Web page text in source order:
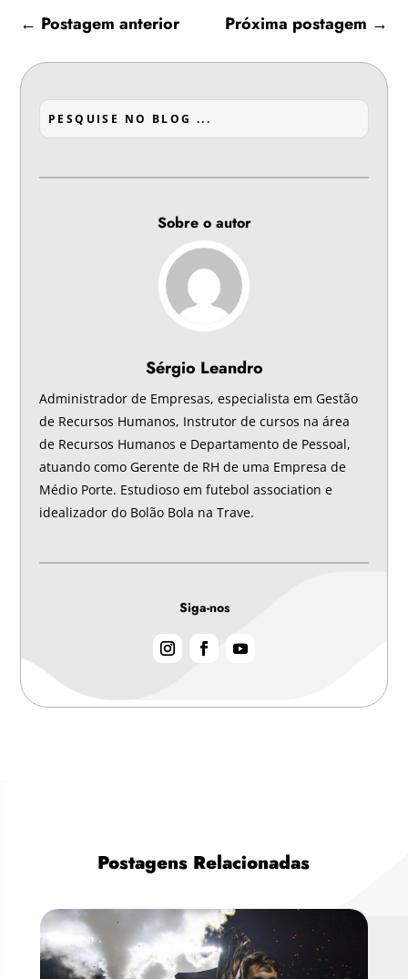
← Postagem anterior Próxima postagem →
Sobre o autor
Sérgio Leandro
Administrador de Empresas, especialista em Gestão
de Recursos Humanos, Instrutor de cursos na área
de Recursos Humanos e Departamento de Pessoal,
atuando como Gerente de RH de uma Empresa de
Médio Porte. Estudioso em futebol association e
idealizador do Bolão Bola na Trave.
Siga-nos
Postagens Relacionadas